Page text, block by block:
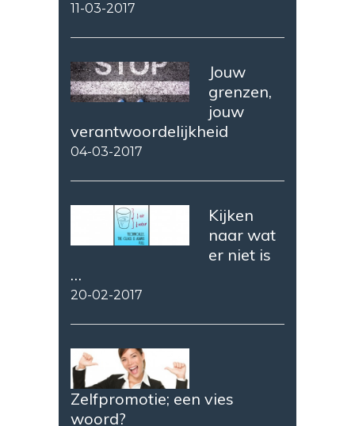
11-03-2017
Jouw
grenzen,
jouw
verantwoordelijkheid
04-03-2017
Kijken
naar wat
er niet is
…
20-02-2017
Zelfpromotie; een vies
woord?